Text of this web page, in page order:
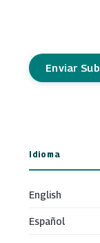
Enviar
Idioma
English
Español